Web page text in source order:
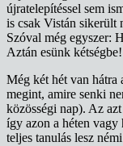
újratelepítéssel sem
is csak Vistán sikerült
Szóval még egyszer:
Aztán esünk kétségbe!
Még két hét van
megint, amire senki
közösségi nap). Az
így azon a héten
teljes tanulás lesz